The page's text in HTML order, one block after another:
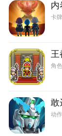
内
卡
王
角
敢
动